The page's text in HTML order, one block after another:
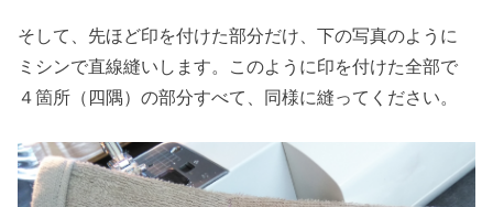
そして、先ほど印を付けた部分だけ、下の写真のように
ミシンで直線縫いします。このように印を付けた全部で
４箇所（四隅）の部分すべて、同様に縫ってください。